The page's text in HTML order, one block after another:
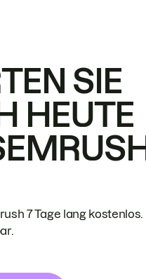
SIE
HEUTE
7 Tage lang kostenlos.